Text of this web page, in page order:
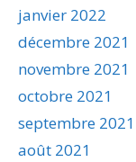
janvier 2022
décembre 2021
novembre 2021
octobre 2021
septembre 2021
août 2021